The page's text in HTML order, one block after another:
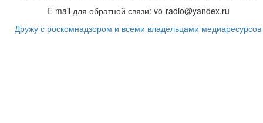
E-mail для обратной связи: vo-radio@yandex.ru
Дружу с роскомнадзором и всеми владельцами медиаресурсов